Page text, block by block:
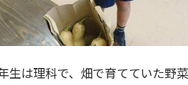
生は理科で、畑で育てていた野